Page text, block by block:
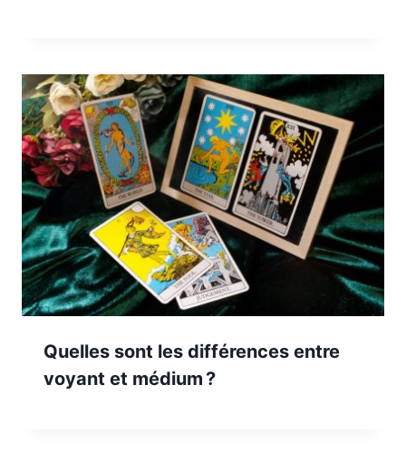
Quelles sont les différences entre
voyant et médium ?